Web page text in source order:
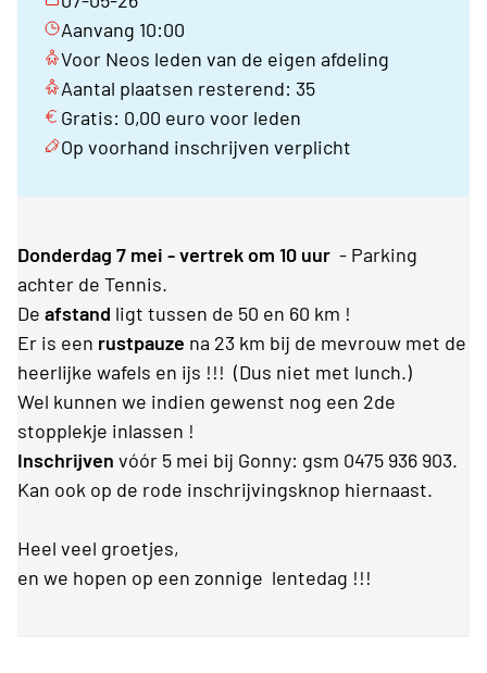
Aanvang 10:00
Voor Neos leden van de eigen afdeling
Aantal plaatsen resterend: 35
Gratis: 0,00 euro voor leden
Op voorhand inschrijven verplicht
Donderdag 7 mei - vertrek om 10 uur - Parking
achter de Tennis.
De afstand ligt tussen de 50 en 60 km !
Er is een rustpauze na 23 km bij de mevrouw met de
heerlijke wafels en ijs !!! (Dus niet met lunch.)
Wel kunnen we indien gewenst nog een 2de
stopplekje inlassen !
Inschrijven vóór 5 mei bij Gonny: gsm 0475 936 903.
Kan ook op de rode inschrijvingsknop hiernaast.
Heel veel groetjes,
en we hopen op een zonnige lentedag !!!